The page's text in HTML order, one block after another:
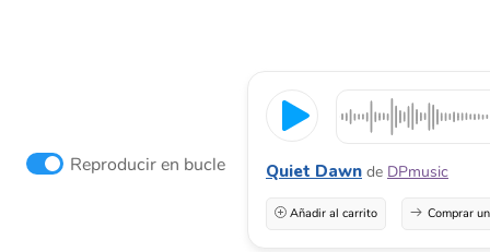
Reproducir en bucle Quiet Dawn de DPmusic
Añadir al carrito Comprar